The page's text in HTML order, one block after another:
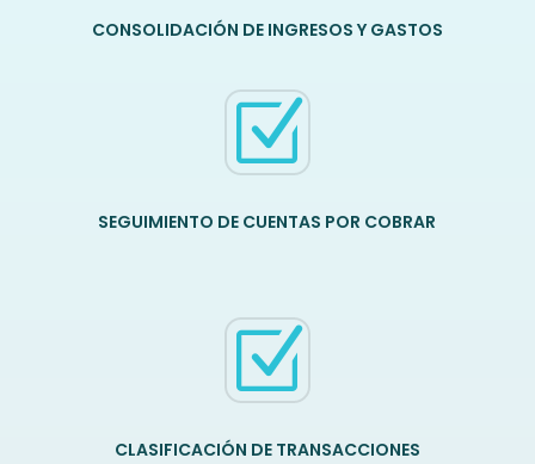
CONSOLIDACIÓN DE INGRESOS Y GASTOS
Z
SEGUIMIENTO DE CUENTAS POR COBRAR
Z
CLASIFICACIÓN DE TRANSACCIONES